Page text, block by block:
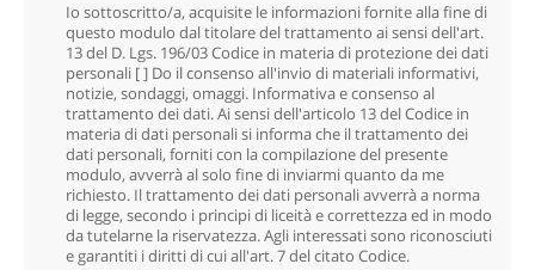
Io sottoscritto/a, acquisite le informazioni fornite alla fine di
questo modulo dal titolare del trattamento ai sensi dell'art.
13 del D. Lgs. 196/03 Codice in materia di protezione dei dati
personali [ ] Do il consenso all'invio di materiali informativi,
notizie, sondaggi, omaggi. Informativa e consenso al
trattamento dei dati. Ai sensi dell'articolo 13 del Codice in
materia di dati personali si informa che il trattamento dei
dati personali, forniti con la compilazione del presente
modulo, avverrà al solo fine di inviarmi quanto da me
richiesto. Il trattamento dei dati personali avverrà a norma
di legge, secondo i principi di liceità e correttezza ed in modo
da tutelarne la riservatezza. Agli interessati sono riconosciuti
e garantiti i diritti di cui all'art. 7 del citato Codice.